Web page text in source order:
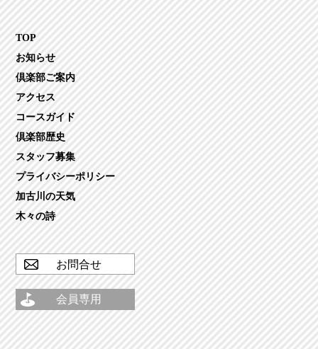
TOP
お知らせ
倶楽部ご案内
アクセス
コースガイド
倶楽部歴史
スタッフ募集
プライバシーポリシー
加古川の天気
木々の詩
お問合せ
会員専用